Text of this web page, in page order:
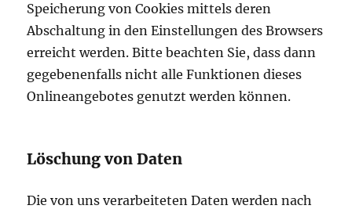
Speicherung von Cookies mittels deren
Abschaltung in den Einstellungen des Browsers
erreicht werden. Bitte beachten Sie, dass dann
gegebenenfalls nicht alle Funktionen dieses
Onlineangebotes genutzt werden können.
Löschung von Daten
Die von uns verarbeiteten Daten werden nach